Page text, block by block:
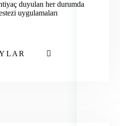
duyulan her durumda
uygulamaları